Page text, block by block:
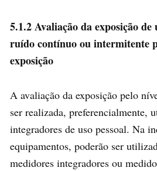
5.1.2 Avaliação da exposição
ruído contínuo ou intermitente
exposição
A avaliação da exposição pelo
ser realizada, preferencialmente,
integradores de uso pessoal. Na
equipamentos, poderão ser
medidores integradores ou